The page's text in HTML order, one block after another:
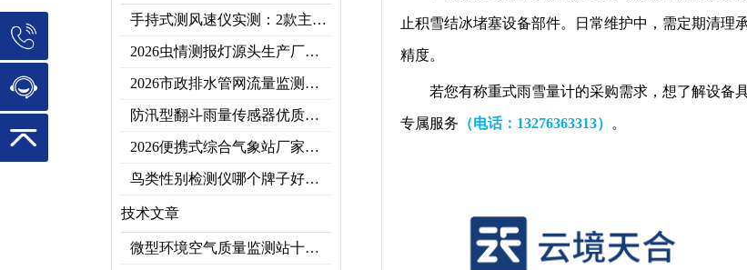
手持式测风速仪实测：2款主流型号参数对比+3类应用场景
2026虫情测报灯源头生产厂家优选推荐：云境天合
2026市政排水管网流量监测系统top10推荐榜：高精度+多维度监测管网环境
防汛型翻斗雨量传感器优质厂家 TOP5 榜首
2026便携式综合气象站厂家排行！应急临时建站首选双品牌
鸟类性别检测仪哪个牌子好？2026禽类性别快速鉴别设备品牌推荐
技术文章
微型环境空气质量监测站十大品牌推荐榜单（2026网格化空气监测优选）
止积雪结冰堵塞设备部件。日常维护中，需定期清
精度。
若您有称重式雨雪量计的采购需求，想了解设备
专属服务 （电话：13276363313） 。